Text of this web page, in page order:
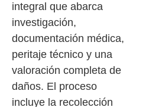
integral que abarca
investigación,
documentación médica,
peritaje técnico y una
valoración completa de
daños. El proceso
incluye la recolección